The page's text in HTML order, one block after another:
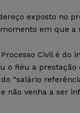
exposto no
em que a
Civil é do
o Réu a
“salário
não venha a ser